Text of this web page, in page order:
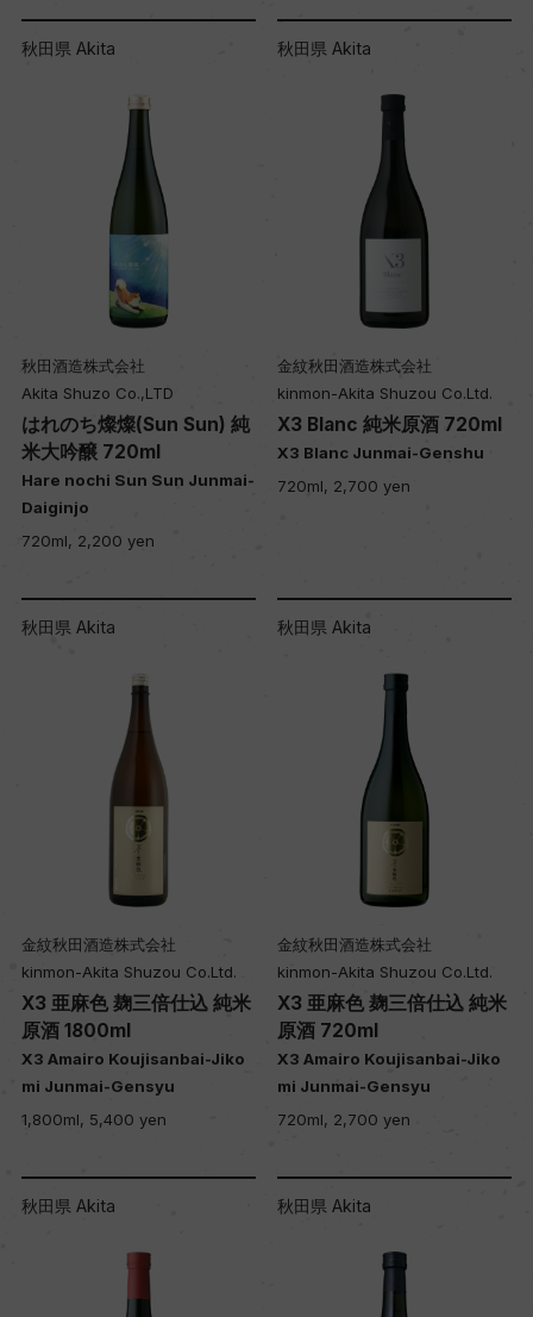
秋田県 Akita
秋田酒造株式会社
Akita Shuzo Co.,LTD
はれのち燦燦(Sun Sun) 純
米大吟醸 720ml
Hare nochi Sun Sun Junmai-
Daiginjo
720ml, 2,200 yen
秋田県 Akita
金紋秋田酒造株式会社
kinmon-Akita Shuzou Co.Ltd.
X3 Blanc 純米原酒 720ml
X3 Blanc Junmai-Genshu
720ml, 2,700 yen
秋田県 Akita
金紋秋田酒造株式会社
kinmon-Akita Shuzou Co.Ltd.
X3 亜麻色 麹三倍仕込 純米
原酒 1800ml
X3 Amairo Koujisanbai-Jiko
mi Junmai-Gensyu
1,800ml, 5,400 yen
秋田県 Akita
金紋秋田酒造株式会社
kinmon-Akita Shuzou Co.Ltd.
X3 亜麻色 麹三倍仕込 純米
原酒 720ml
X3 Amairo Koujisanbai-Jiko
mi Junmai-Gensyu
720ml, 2,700 yen
秋田県 Akita 秋田県 Akita